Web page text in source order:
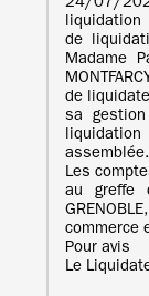
24/07/
de
Madame
de
sa
assemblée.
Les
au greffe
commerce
Pour avis
Le